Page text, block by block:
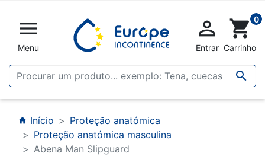

Menu


Entrar
shopping_cart 0
Carrinho
home Início
Proteção anatómica
Proteção anatómica masculina
Abena Man Slipguard